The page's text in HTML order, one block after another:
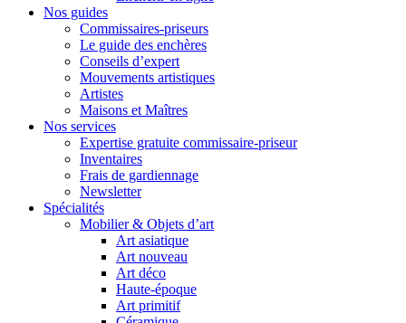
Nos guides
Commissaires-priseurs
Le guide des enchères
Conseils d’expert
Mouvements artistiques
Artistes
Maisons et Maîtres
Nos services
Expertise gratuite commissaire-priseur
Inventaires
Frais de gardiennage
Newsletter
Spécialités
Mobilier & Objets d’art
Art asiatique
Art nouveau
Art déco
Haute-époque
Art primitif